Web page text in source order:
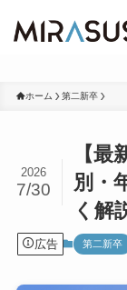
ホーム 第二新卒
【
別・
く解
2026
7/30
広告 第二新卒